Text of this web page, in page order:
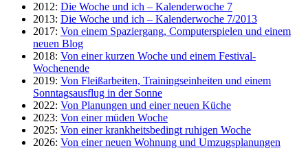
2012: Die Woche und ich – Kalenderwoche 7
2013: Die Woche und ich – Kalenderwoche 7/2013
2017: Von einem Spaziergang, Computerspielen und einem
neuen Blog
2018: Von einer kurzen Woche und einem Festival-
Wochenende
2019: Von Fleißarbeiten, Trainingseinheiten und einem
Sonntagsausflug in der Sonne
2022: Von Planungen und einer neuen Küche
2023: Von einer müden Woche
2025: Von einer krankheitsbedingt ruhigen Woche
2026: Von einer neuen Wohnung und Umzugsplanungen